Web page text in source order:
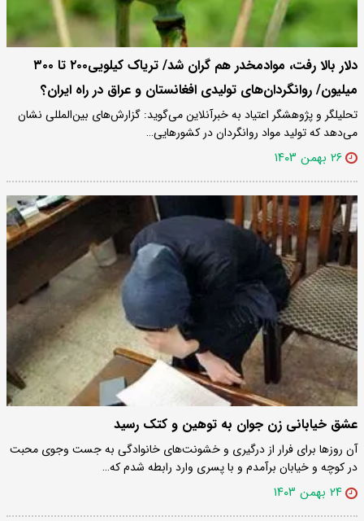
دلار بالا رفت، موادمخدر هم گران شد/ تریاک کیلویی۲۰۰ تا ۳۰۰
میلیون/ روانگردان‌های تولیدی افغانستان و عراق در راه ایران؟
تحلیلگر و پژوهشگر اعتیاد به خبرآنلاین می‌گوید: گزارش‌های بین‌المللی نشان
می‌دهد که تولید مواد روانگردان در کشورهایی…
۲۶ بهمن ۱۴۰۳
عشق خیابانی زن جوان به توهین و کتک رسید
آن روزها برای فرار از درگیری و خشونت‌های خانوادگی به جست وجوی محبت
در کوچه و خیابان برآمدم و با پسری وارد رابطه شدم که…
۲۴ بهمن ۱۴۰۳